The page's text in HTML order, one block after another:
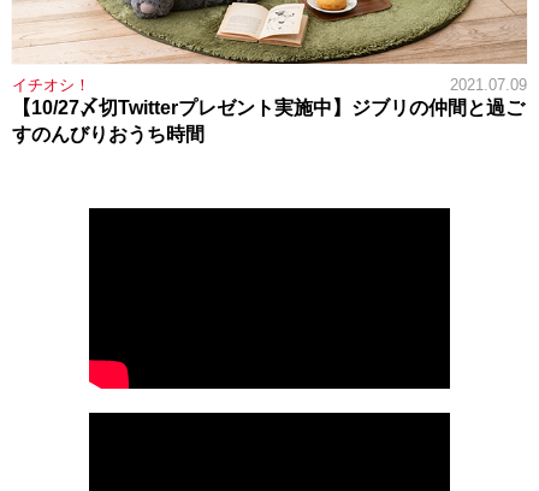
イチオシ！ 2021.07.09
【10/27〆切Twitterプレゼント実施中】ジブリの仲間と過ご
すのんびりおうち時間